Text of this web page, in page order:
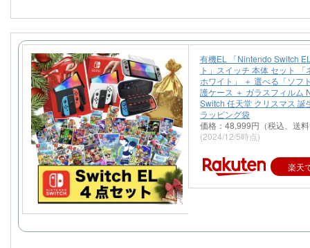
有機EL 「Nintendo Switch
ト」スイッチ 本体 セット 「
ホワイト」 ＋ 選べる「ソフ
護ケース ＋ ガラスフィルム
Switch 任天堂 クリスマス 誕
ラッピング袋
価格：48,999円（税込、送
(2024/12/5時点)
楽天